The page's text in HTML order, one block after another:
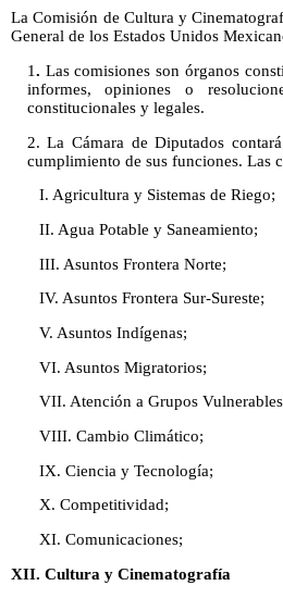
La Comisión de Cultura y
General de los Estados Unidos
1. Las comisiones son órganos
informes, opiniones o
constitucionales y legales.
2. La Cámara de Diputados
cumplimiento de sus funciones. Las
I. Agricultura y Sistemas de Riego;
II. Agua Potable y Saneamiento;
III. Asuntos Frontera Norte;
IV. Asuntos Frontera Sur-Sureste;
V. Asuntos Indígenas;
VI. Asuntos Migratorios;
VII. Atención a Grupos
VIII. Cambio Climático;
IX. Ciencia y Tecnología;
X. Competitividad;
XI. Comunicaciones;
XII. Cultura y Cinematografía